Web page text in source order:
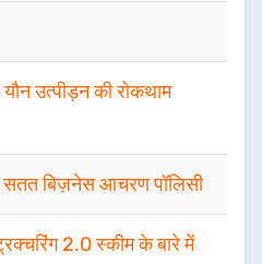
उत्पीड़न की रोकथाम
सतत बिज़नेस आचरण पॉलिसी
2.0 स्कीम के बारे में